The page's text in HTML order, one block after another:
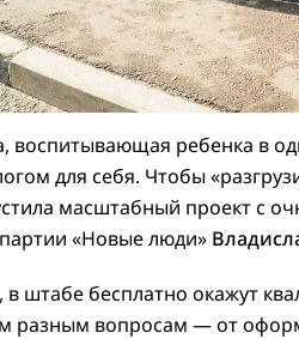
воспитывающая ребенка в
для себя. Чтобы
масштабный проект с
«Новые люди»
в штабе бесплатно окажут
вопросам — от